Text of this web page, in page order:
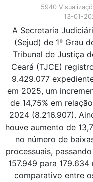
5940
13-01-
A Secretaria
(Sejud) de 1º Grau
Tribunal de Justiça
Ceará (TJCE)
9.429.077
em 2025, um
de 14,75% em
2024 (8.216.907).
houve aumento de
no número de
processuais,
157.949 para 179.634
comparativo entre